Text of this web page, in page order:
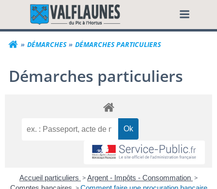
contenuCommune de
DÉMARCHES DÉMARCHES PARTICULIERS
Démarches particuliers
Accueil particuliers >Argent - Impôts - Consommation >